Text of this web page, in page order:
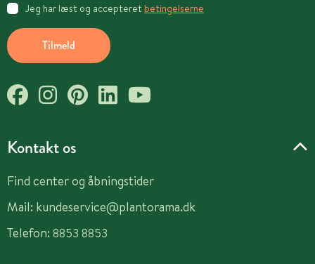
Kontakt os
Find center og åbningstider
Mail: kundeservice@plantorama.dk
Telefon: 8853 8853
Tilmeld
Jeg har læst og accepteret betingelserne